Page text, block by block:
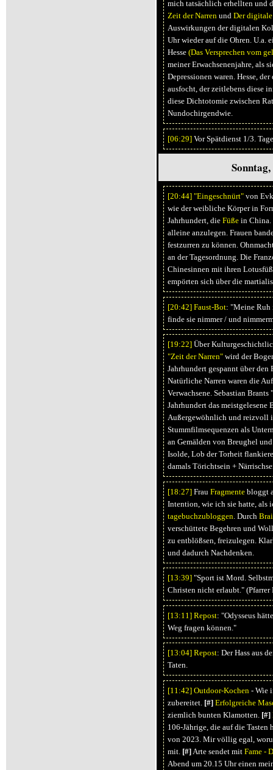
mich tatsächlich erhellten und
Zeit der Narrenund Der
Auswirkungen der digitalen
Uhr wieder auf die Ohren. U.a.
Hesse (Das Versprechen vom
meiner Erwachsenenjahre, als
Depressionen waren. Hesse,
ausfocht, der zeitlebens diese
diese Dichtotomie zwischen
Nundochirgendwie.
[06:29]Vor Spätdienst 1/3.
[20:44] "Eingeschnürt"von
wie der weibliche Körper in
Jahrhundert, die Füßein China.
alleine anzulegen. Frauen
festzurren zu können.
an der Tagesordnung. Die
Chinesinnen mit ihren
empörten sich über die
[20:42] Faust-Bot: "Meine Ruh
finde sie nimmer / und
[19:22]Über
"Zeit der Narren"wird der
Jahrhundert gespannt über den
Natürliche Narren waren die
Verwachsene. Sebastian
Jahrhundert das meistgelesene
Außergewöhnlich und reizvoll
Stummfilmsequenzen als
an Gemälden von Breughel
Isolde, Lob der Torheit
damals Törichtsein +
[18:27]Frau Fragmentebloggt
Intention, wie ich sie hatte, als
tagebuchzubloggen . Durch
verschüttete Begehren und
zu entblößsen, freizulegen.
und dadurch Nachdenken.
[13:39]"Sport ist Mord.
Christen nicht erlaubt."
[13:11] Repost: "Odysseus
Weg fragen können."
[13:04] Repost: Der Hass aus
Taten.
[11:42] Outdoor-Kochen - Wie
zubereitet. [#] Erfolgreiche
ziemlich bunten Klamotten. [#]
106-Jährige, die auf die Tasten
von 2023. Mir völlig egal,
mit. [#]Arte sendet mit Fame -
Abend um 20.15 Uhr einen